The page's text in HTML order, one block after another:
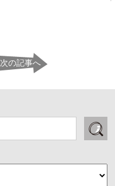
次の記事へ